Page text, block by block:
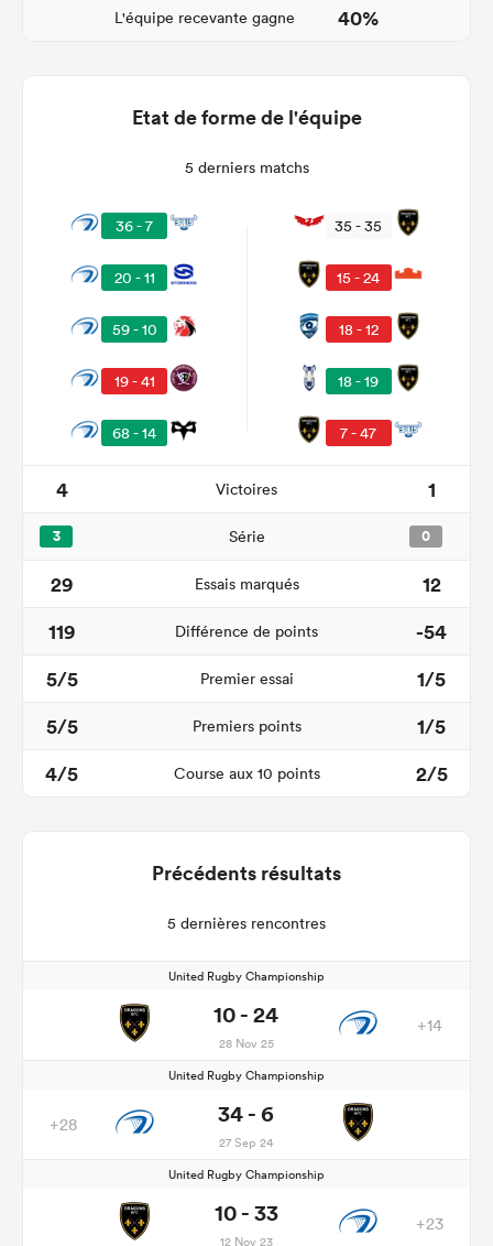
L'équipe recevante gagne 40%
Etat de forme de l'équipe
5 derniers matchs
36 - 7
20 - 11
59 - 10
19 - 41
68 - 14
35 - 35
15 - 24
18 - 12
18 - 19
7 - 47
4 Victoires 1
3 Série 0
29 Essais marqués
12
119
Différence de points
-54
5/5
Premier essai
1/5
5/5
Premiers points
1/5
4/5
Course aux 10 points 2/5
Précédents résultats
5 dernières rencontres
United Rugby Championship
10 - 24
28 Nov 25
+14
United Rugby Championship
+28 34 - 6
27 Sep 24
United Rugby Championship
10 - 33
12 Nov 23
+23